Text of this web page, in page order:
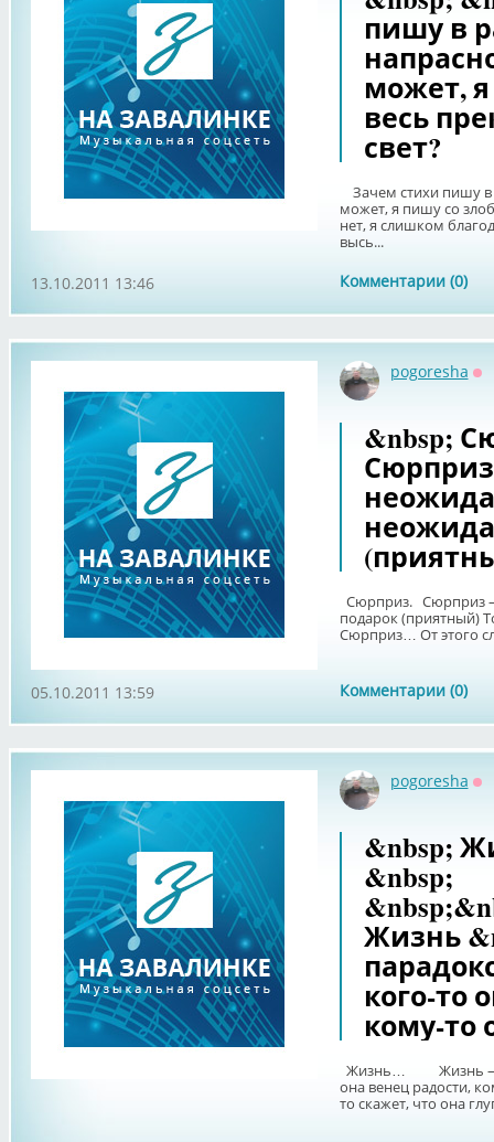
пишу в
может,
весь
свет?
Зачем стихи пишу в
может, я пишу со
нет, я слишком
высь...
Комментарии (0)
13.10.2011 13:46
pogoresha
&nbsp;
Сюрприз
Сюрприз. Сюрприз
подарок
Сюрприз… От этого
Комментарии (0)
05.10.2011 13:59
pogoresha
&nbsp;
&nbsp;
Жизнь
кого-то
кому-то
Жизнь… Жизнь –
она венец радости,
то скажет, что она